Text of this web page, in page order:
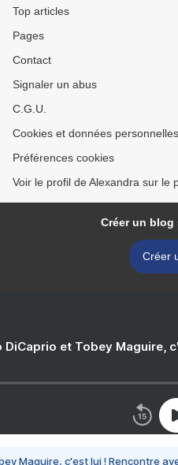
Top articles
Pages
Contact
Signaler un abus
C.G.U.
Cookies et données personnelles
Préférences cookies
Voir le profil de Alexandra sur le
Créer un blog
Créer
DiCaprio et Tobey Maguire,
Maguire, c'est lui ! Rencontre